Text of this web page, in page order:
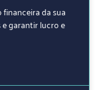
da sua
garantir lucro e